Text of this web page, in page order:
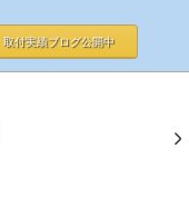
取付実績ブログ公開中